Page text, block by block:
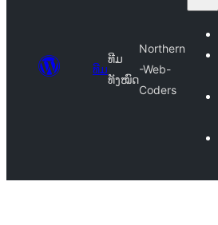
ທີມ
ທີມ
ທັງໝົດ
Northern
-Web-
Coders